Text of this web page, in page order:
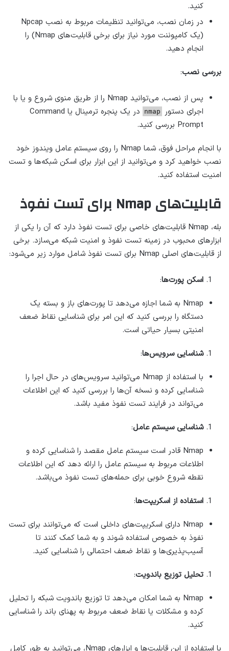
کنید.
در زمان نصب، می‌توانید تنظیمات مربوط به نصب Npcap
(یک کامپوننت مورد نیاز برای برخی قابلیت‌های Nmap) را
انجام دهید.
بررسی نصب:
پس از نصب، می‌توانید Nmap را از طریق منوی شروع و یا با
اجرای دستور
nmap
در یک پنجره ترمینال یا Command
Prompt بررسی کنید.
با انجام مراحل فوق، شما Nmap را روی سیستم عامل ویندوز خود
نصب خواهید کرد و می‌توانید از این ابزار برای اسکن شبکه‌ها و تست
امنیت استفاده کنید.
قابلیت‌های Nmap برای تست نفوذ
بله، Nmap قابلیت‌های خاصی برای تست نفوذ دارد که آن را یکی از
ابزارهای محبوب در زمینه تست نفوذ و امنیت شبکه می‌سازد. برخی
از قابلیت‌های اصلی Nmap برای تست نفوذ شامل موارد زیر می‌شود:
اسکن پورت‌ها:
Nmap به شما اجازه می‌دهد تا پورت‌های باز و بسته یک
دستگاه را بررسی کنید که این امر برای شناسایی نقاط ضعف
امنیتی بسیار حیاتی است.
شناسایی سرویس‌ها:
با استفاده از Nmap می‌توانید سرویس‌های در حال اجرا را
شناسایی کرده و نسخه آن‌ها را بررسی کنید که این اطلاعات
می‌تواند در فرایند تست نفوذ مفید باشد.
شناسایی سیستم عامل:
Nmap قادر است سیستم عامل مقصد را شناسایی کرده و
اطلاعات مربوط به سیستم عامل را ارائه دهد که این اطلاعات
نقطه شروع خوبی برای حمله‌های تست نفوذ می‌باشد.
استفاده از اسکریپت‌ها:
Nmap دارای اسکریپت‌های داخلی است که می‌توانند برای تست
نفوذ به خصوص استفاده شوند و به شما کمک کنند تا
آسیب‌پذیری‌ها و نقاط ضعف احتمالی را شناسایی کنید.
تحلیل توزیع باند‌ویت:
Nmap به شما امکان می‌دهد تا توزیع باند‌ویت شبکه را تحلیل
کرده و مشکلات یا نقاط ضعف مربوط به پهنای باند را شناسایی
کنید.
با استفاده از این قابلیت‌ها و ابزارهای Nmap، می‌توانید به طور کامل